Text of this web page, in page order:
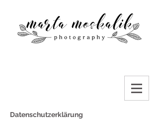
Datenschutzerklärung